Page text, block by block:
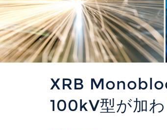
XRB
100kV型が加